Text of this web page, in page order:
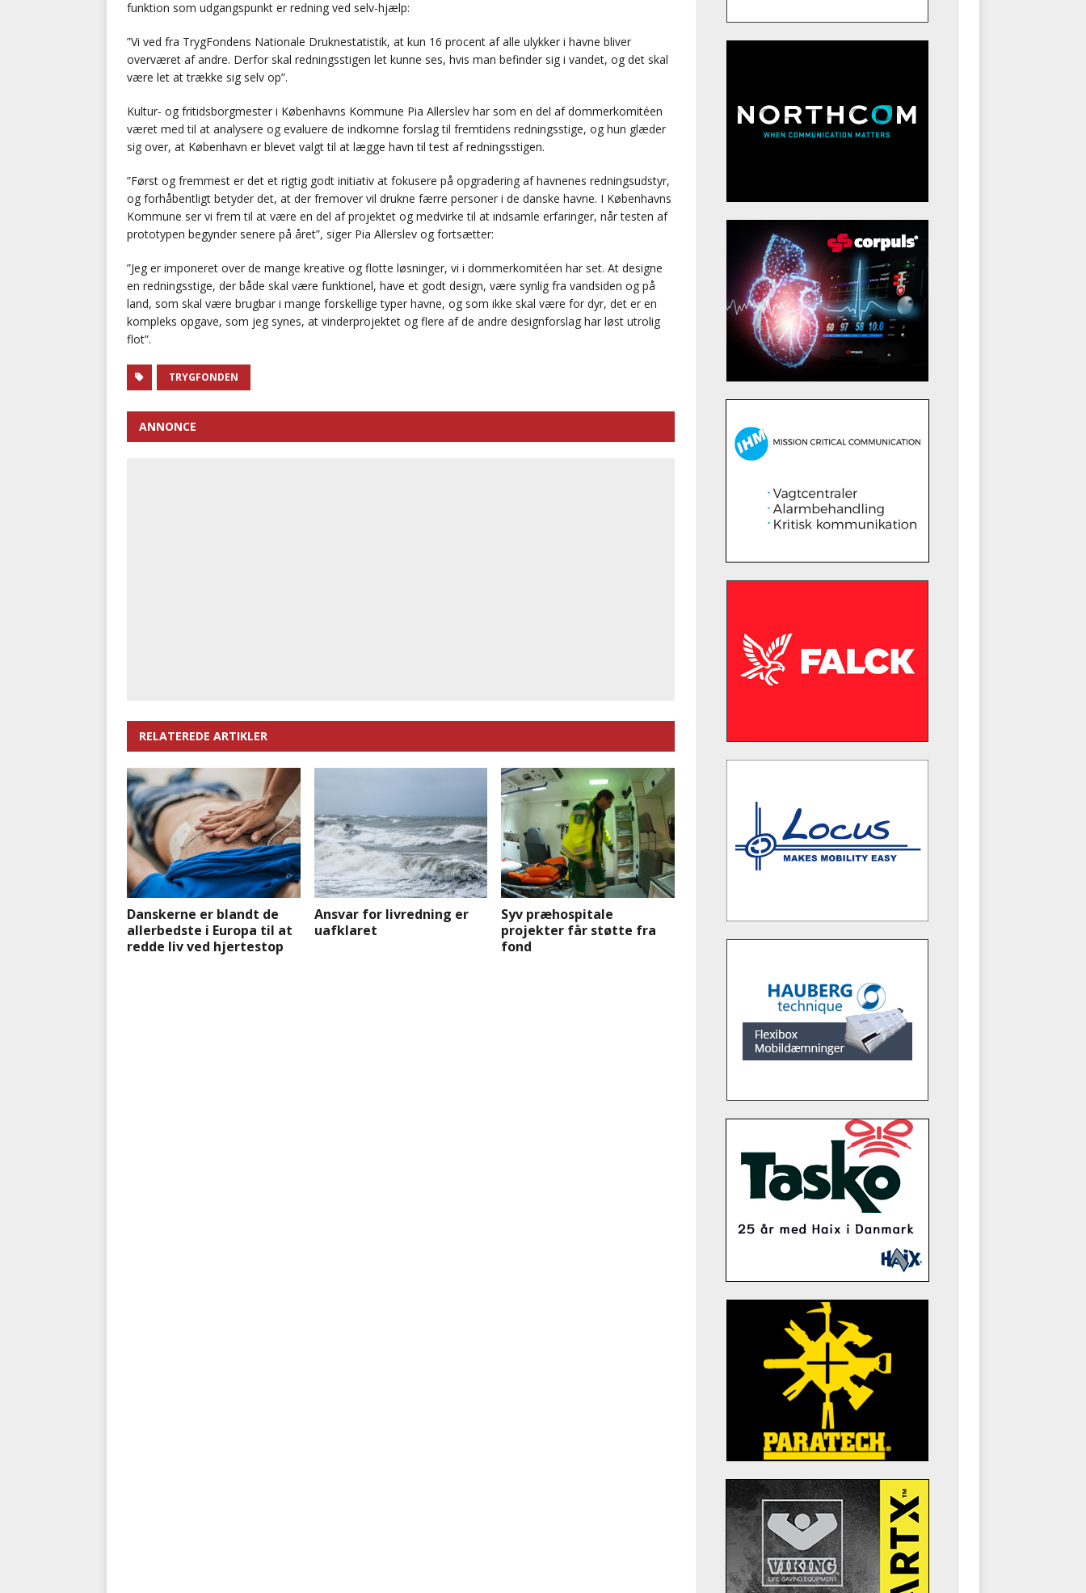
funktion som udgangspunkt er redning ved selv-hjælp:
”Vi ved fra TrygFondens Nationale Druknestatistik, at kun 16 procent af alle ulykker i havne bliver
overværet af andre. Derfor skal redningsstigen let kunne ses, hvis man befinder sig i vandet, og det skal
være let at trække sig selv op”.
Kultur- og fritidsborgmester i Københavns Kommune Pia Allerslev har som en del af dommerkomitéen
været med til at analysere og evaluere de indkomne forslag til fremtidens redningsstige, og hun glæder
sig over, at København er blevet valgt til at lægge havn til test af redningsstigen.
”Først og fremmest er det et rigtig godt initiativ at fokusere på opgradering af havnenes redningsudstyr,
og forhåbentligt betyder det, at der fremover vil drukne færre personer i de danske havne. I Københavns
Kommune ser vi frem til at være en del af projektet og medvirke til at indsamle erfaringer, når testen af
prototypen begynder senere på året”, siger Pia Allerslev og fortsætter:
”Jeg er imponeret over de mange kreative og flotte løsninger, vi i dommerkomitéen har set. At designe
en redningsstige, der både skal være funktionel, have et godt design, være synlig fra vandsiden og på
land, som skal være brugbar i mange forskellige typer havne, og som ikke skal være for dyr, det er en
kompleks opgave, som jeg synes, at vinderprojektet og flere af de andre designforslag har løst utrolig
flot”.
TRYGFONDEN
ANNONCE
RELATEREDE ARTIKLER
Danskerne er blandt de
allerbedste i Europa til at
redde liv ved hjertestop
Ansvar for livredning er
uafklaret
Syv præhospitale
projekter får støtte fra
fond